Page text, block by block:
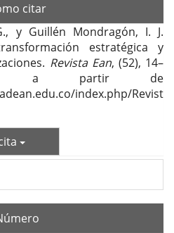
citar
y Guillén Mondragón, I. J.
estratégica y
Revista Ean, (52), 14–
a partir de
index.php/Revist